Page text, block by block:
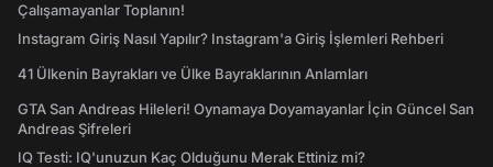
Çalışamayanlar Toplanın!
Instagram Giriş Nasıl Yapılır? Instagram'a Giriş İşlemleri Rehberi
41 Ülkenin Bayrakları ve Ülke Bayraklarının Anlamları
GTA San Andreas Hileleri! Oynamaya Doyamayanlar İçin Güncel San
Andreas Şifreleri
IQ Testi: IQ'unuzun Kaç Olduğunu Merak Ettiniz mi?